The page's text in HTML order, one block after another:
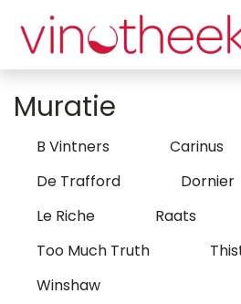
Overslaan naar inhoud
Muratie
B Vintners Carinus
De Trafford
Dornier
Le Riche
Raats
Too Much Truth
Winshaw